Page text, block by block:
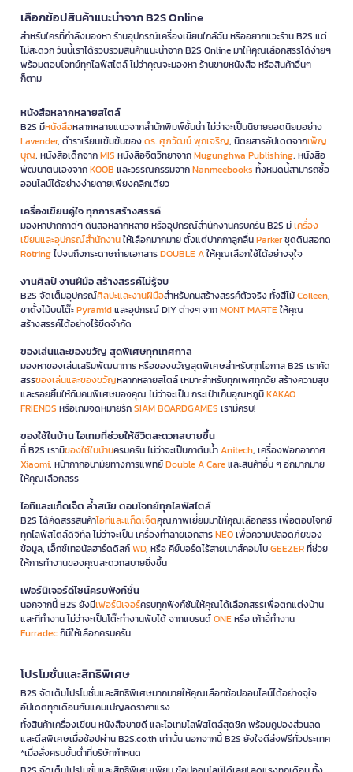
เลือกช้อปสินค้าแนะนำจาก B2S Online
สำหรับใครที่กำลังมองหา ร้านอุปกรณ์เครื่องเขียนใกล้ฉัน หรืออยากแวะร้าน B2S แต่
ไม่สะดวก วันนี้เราได้รวบรวมสินค้าแนะนำจาก B2S Online มาให้คุณเลือกสรรได้ง่ายๆ
พร้อมตอบโจทย์ทุกไลฟ์สไตล์ ไม่ว่าคุณจะมองหา ร้านขายหนังสือ หรือสินค้าอื่นๆ
ก็ตาม
หนังสือหลากหลายสไตล์
B2S มีหนังสือหลากหลายแนวจากสำนักพิมพ์ชั้นนำ ไม่ว่าจะเป็นนิยายยอดนิยมอย่าง
Lavender, ตำราเรียนเข้มข้นของดร. ศุภวัฒน์ พุกเจริญ, นิตยสารอัปเดตจากเพ็ญ
บุญ, หนังสือเด็กจากMIS หนังสือจิตวิทยาจากMugunghwa Publishing, หนังสือ
พัฒนาตนเองจากKOOB และวรรณกรรมจากNanmeebooks ทั้งหมดนี้สามารถซื้อ
ออนไลน์ได้อย่างง่ายดายเพียงคลิกเดียว
เครื่องเขียนคู่ใจ ทุกการสร้างสรรค์
มองหาปากกาดีๆ ดินสอหลากหลาย หรืออุปกรณ์สำนักงานครบครัน B2S มีเครื่อง
เขียนและอุปกรณ์สำนักงานให้เลือกมากมาย ตั้งแต่ปากกาลูกลื่นParkerชุดดินสอกด
Rotringไปจนถึงกระดาษถ่ายเอกสารDOUBLE Aให้คุณเลือกใช้ได้อย่างจุใจ
งานศิลป์ งานฝีมือ สร้างสรรค์ไม่รู้จบ
B2S จัดเต็มอุปกรณ์ศิลปะและงานฝีมือสำหรับคนสร้างสรรค์ตัวจริง ทั้งสีไม้Colleen,
ขาตั้งไม้บนโต๊ะPyramidและอุปกรณ์ DIY ต่างๆ จากMONT MARTEให้คุณ
สร้างสรรค์ได้อย่างไร้ขีดจำกัด
ของเล่นและของขวัญ สุดพิเศษทุกเทศกาล
มองหาของเล่นเสริมพัฒนาการ หรือของขวัญสุดพิเศษสำหรับทุกโอกาส B2S เราคัด
สรรของเล่นและของขวัญหลากหลายสไตล์ เหมาะสำหรับทุกเพศทุกวัย สร้างความสุข
และรอยยิ้มให้กับคนพิเศษของคุณ ไม่ว่าจะเป็น กระเป๋าเก็บอุณหภูมิKAKAO
FRIENDS หรือเกมจดหมายรักSIAM BOARDGAMES เรามีครบ!
ของใช้ในบ้าน ไอเทมที่ช่วยให้ชีวิตสะดวกสบายขึ้น
ที่ B2S เรามีของใช้ในบ้านครบครัน ไม่ว่าจะเป็นกาต้มน้ำAnitech, เครื่องฟอกอากาศ
Xiaomi, หน้ากากอนามัยทางการแพทย์Double A Careและสินค้าอื่น ๆ อีกมากมาย
ให้คุณเลือกสรร
ไอทีและแก็ดเจ็ต ล้ำสมัย ตอบโจทย์ทุกไลฟ์สไตล์
B2S ได้คัดสรรสินค้าไอทีและแก็ดเจ็ตคุณภาพเยี่ยมมาให้คุณเลือกสรร เพื่อตอบโจทย์
ทุกไลฟ์สไตล์ดิจิทัล ไม่ว่าจะเป็น เครื่องทำลายเอกสารNEOเพื่อความปลอดภัยของ
ข้อมูล, เอ็กซ์เทอนัลฮาร์ดดิสก์WD, หรือ คีย์บอร์ดไร้สายเมาส์คอมโบGEEZERที่ช่วย
ให้การทำงานของคุณสะดวกสบายยิ่งขึ้น
เฟอร์นิเจอร์ดีไซน์ครบฟังก์ชั่น
นอกจากนี้ B2S ยังมีเฟอร์นิเจอร์ครบทุกฟังก์ชันให้คุณได้เลือกสรรเพื่อตกแต่งบ้าน
และที่ทำงาน ไม่ว่าจะเป็นโต๊ะทำงานพับได้ จากแบรนด์ONEหรือ เก้าอี้ทำงาน
Furradecก็มีให้เลือกครบครัน
โปรโมชั่นและสิทธิพิเศษ
B2S จัดเต็มโปรโมชั่นและสิทธิพิเศษมากมายให้คุณเลือกช้อปออนไลน์ได้อย่างจุใจ
อัปเดตทุกเดือนกับแคมเปญลดราคาแรง
ทั้งสินค้าเครื่องเขียน หนังสือขายดี และไอเทมไลฟ์สไตล์สุดชิค พร้อมคูปองส่วนลด
และดีลพิเศษเมื่อช้อปผ่าน B2S.co.th เท่านั้น นอกจากนี้ B2S ยังใจดีส่งฟรีทั่วประเทศ
*เมื่อสั่งครบขั้นต่ำที่บริษัทกำหนด